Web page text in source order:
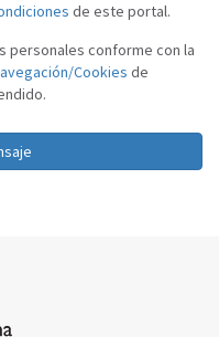
de este portal.
personales conforme con la
Cookies de